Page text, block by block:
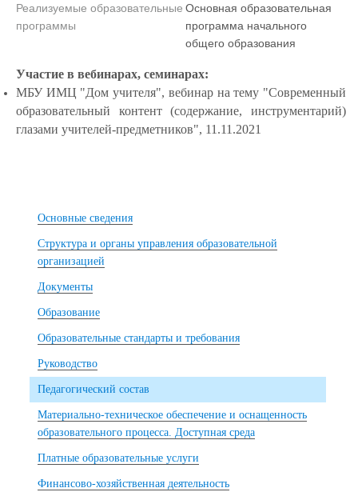
Реализуемые образовательные
программы
Основная образовательная
программа начального
общего образования
Участие в вебинарах, семинарах:
МБУ ИМЦ "Дом учителя", вебинар на тему "Современный
образовательный контент (содержание, инструментарий)
глазами учителей-предметников", 11.11.2021
Основные сведения
Структура и органы управления образовательной
организацией
Документы
Образование
Образовательные стандарты и требования
Руководство
Педагогический состав
Материально-техническое обеспечение и оснащенность
образовательного процесса. Доступная среда
Платные образовательные услуги
Финансово-хозяйственная деятельность